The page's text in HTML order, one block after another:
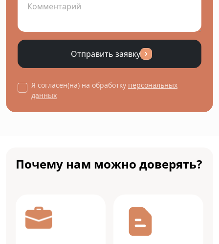
Отправить заявку
Я согласен(на) на обработку персональных
данных
Почему нам можно доверять?